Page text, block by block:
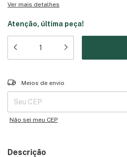
Ver mais detalhes
Atenção, última peça!
Entregas para o CEP:
Meios de envio
Não sei meu CEP
Descrição